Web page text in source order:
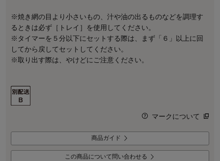
※焼き網の目より小さいもの、汁や油の出るものなどを調理す
るときは必ず［トレイ］を使用してください。
※タイマーを５分以下にセットする際は、まず「６」以上に回
してから戻してセットしてください。
※取り出す際は、やけどにご注意ください。
マークについて
商品ガイド
この商品について問い合わせる